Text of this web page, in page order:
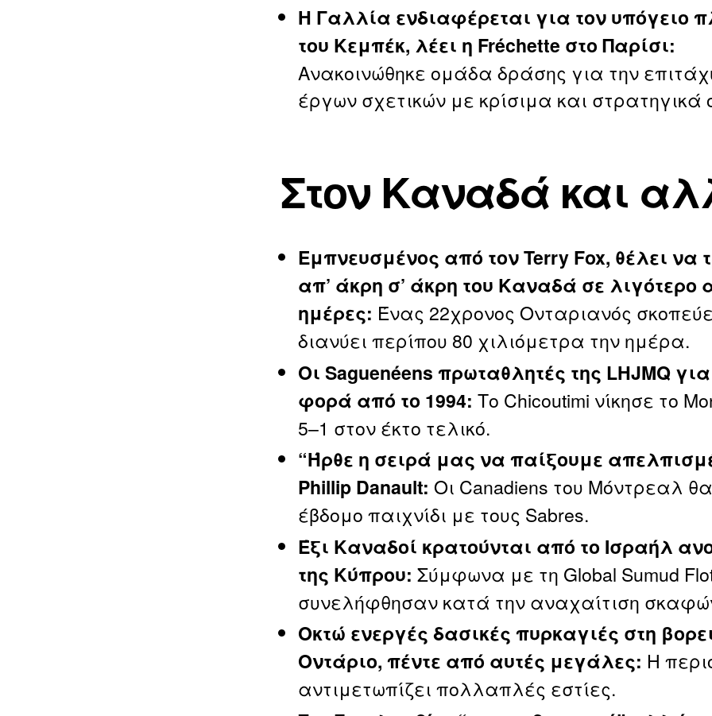
Η Γαλλία ενδιαφέρεται για τον υπόγειο
του Κεμπέκ, λέει η Fréchette στο Παρίσι:
Ανακοινώθηκε ομάδα δράσης για την
έργων σχετικών με κρίσιμα και στρατηγικά
Στον Καναδά και
Εμπνευσμένος από τον Terry Fox, θέλει να
απ’ άκρη σ’ άκρη του Καναδά σε λιγότερο
ημέρες: Ένας 22χρονος Ονταριανός
διανύει περίπου 80 χιλιόμετρα την ημέρα.
Οι Saguenéens πρωταθλητές της LHJMQ
φορά από το 1994: Το Chicoutimi νίκησε το
5–1 στον έκτο τελικό.
“Ήρθε η σειρά μας να παίξουμε
Phillip Danault: Οι Canadiens του Μόντρεαλ
έβδομο παιχνίδι με τους Sabres.
Έξι Καναδοί κρατούνται από το Ισραήλ
της Κύπρου: Σύμφωνα με τη Global Sumud
συνελήφθησαν κατά την αναχαίτιση
Οκτώ ενεργές δασικές πυρκαγιές στη
Οντάριο, πέντε από αυτές μεγάλες: Η
αντιμετωπίζει πολλαπλές εστίες.